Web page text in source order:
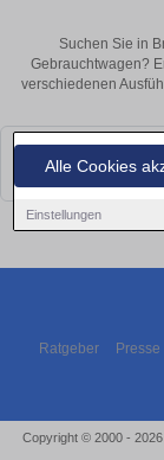
Alle Cookies
Einstellungen
Suchen Sie in
Gebrauchtwagen?
verschiedenen
Leider konnten wir
bald wieder vorbei!
Ratgeber Presse
Copyright © 2000 -